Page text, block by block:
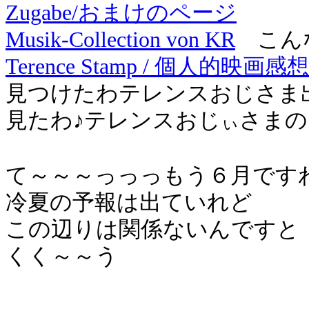
Zugabe/おまけのページ
Musik-Collection von KRこん
Terence Stamp / 個人的映画感想
見つけたわテレンスおじさ
見たわ♪テレンスおじ ぃ さま
て～～～っっっもう６月です
冷夏の予報は出ていれど
この辺りは関係ないんですと
くく～～う